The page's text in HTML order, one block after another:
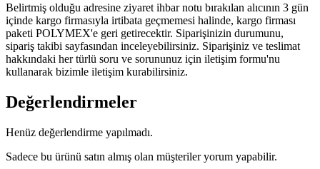
Belirtmiş olduğu adresine ziyaret ihbar notu bırakılan alıcının 3 gün
içinde kargo firmasıyla irtibata geçmemesi halinde, kargo firması
paketi POLYMEX'e geri getirecektir. Siparişinizin durumunu,
sipariş takibi sayfasından inceleyebilirsiniz. Siparişiniz ve teslimat
hakkındaki her türlü soru ve sorununuz için iletişim formu'nu
kullanarak bizimle iletişim kurabilirsiniz.
Değerlendirmeler
Henüz değerlendirme yapılmadı.
Sadece bu ürünü satın almış olan müşteriler yorum yapabilir.